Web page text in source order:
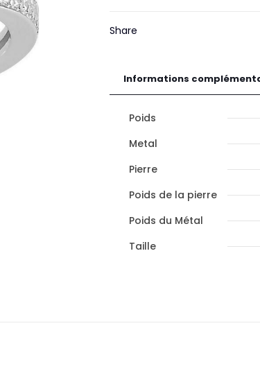
Share
Informations
Poids
Metal
Pierre
Poids de la pierre
Poids du Métal
Taille